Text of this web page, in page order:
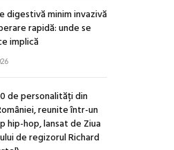
digestivă minim invazivă
rapidă: unde se
implică
de personalități din
reunite într-un
hip-hop, lansat de Ziua
de regizorul Richard